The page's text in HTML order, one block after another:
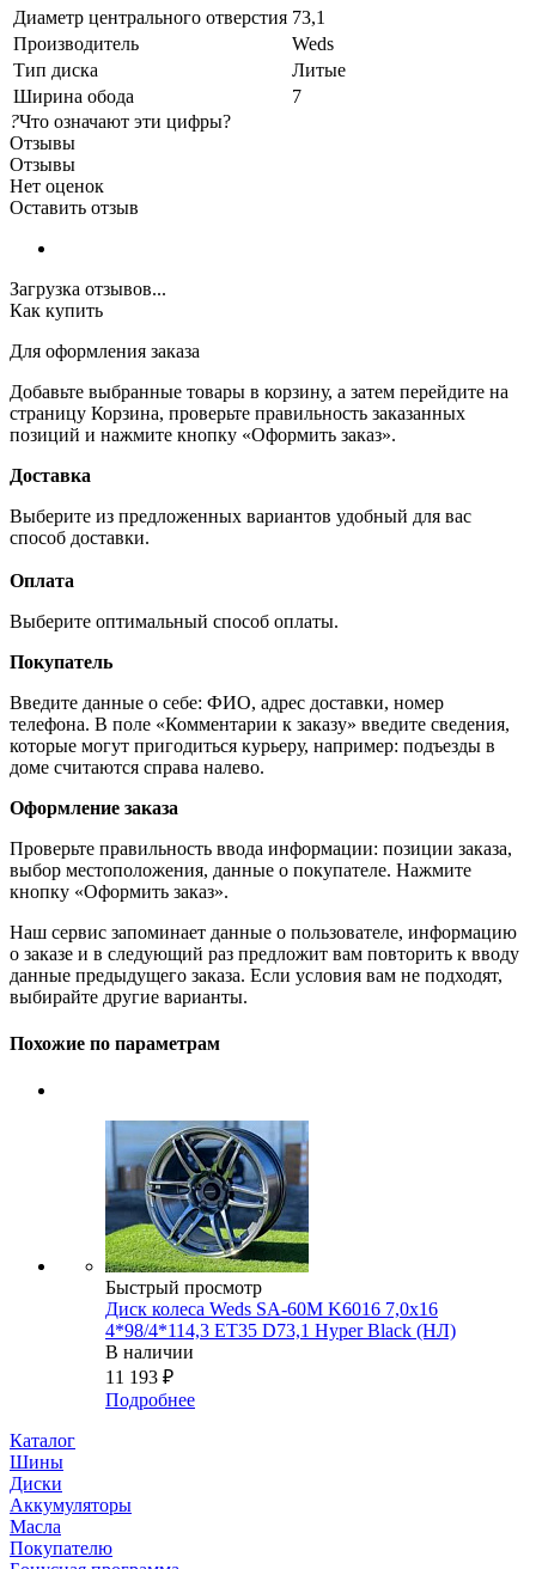
Диаметр центрального отверстия 73,1
Производитель
Weds
Тип диска
Литые
Ширина обода
7
?Что означают эти цифры?
Отзывы
Отзывы
Нет оценок
Оставить отзыв
Загрузка отзывов...
Как купить
Для оформления заказа
Добавьте выбранные товары в корзину, а затем перейдите на
страницу Корзина, проверьте правильность заказанных
позиций и нажмите кнопку «Оформить заказ».
Доставка
Выберите из предложенных вариантов удобный для вас
способ доставки.
Оплата
Выберите оптимальный способ оплаты.
Покупатель
Введите данные о себе: ФИО, адрес доставки, номер
телефона. В поле «Комментарии к заказу» введите сведения,
которые могут пригодиться курьеру, например: подъезды в
доме считаются справа налево.
Оформление заказа
Проверьте правильность ввода информации: позиции заказа,
выбор местоположения, данные о покупателе. Нажмите
кнопку «Оформить заказ».
Наш сервис запоминает данные о пользователе, информацию
о заказе и в следующий раз предложит вам повторить к вводу
данные предыдущего заказа. Если условия вам не подходят,
выбирайте другие варианты.
Похожие по параметрам
Быстрый просмотр
Диск колеса Weds SA-60M K6016 7,0x16
4*98/4*114,3 ET35 D73,1 Hyper Black (НЛ)
В наличии
11 193 ₽
Подробнее
Каталог
Шины
Диски
Аккумуляторы
Масла
Покупателю